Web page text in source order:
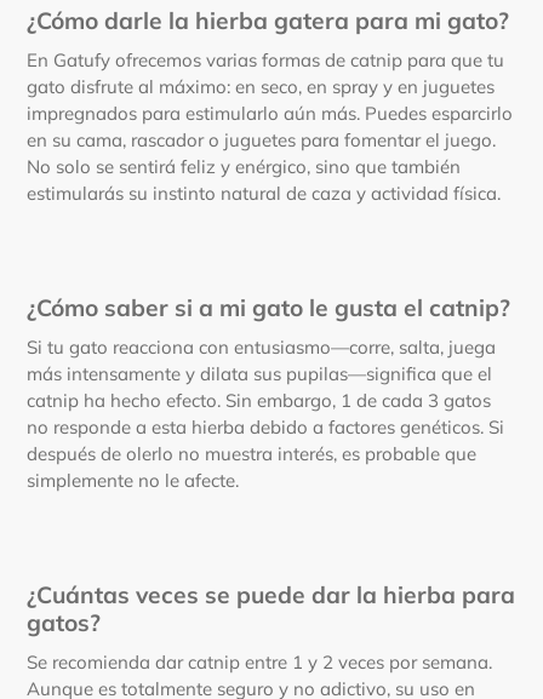
¿Cómo darle la hierba gatera para mi gato?
En Gatufy ofrecemos varias formas de catnip para que tu
gato disfrute al máximo: en seco, en spray y en juguetes
impregnados para estimularlo aún más. Puedes esparcirlo
en su cama, rascador o juguetes para fomentar el juego.
No solo se sentirá feliz y enérgico, sino que también
estimularás su instinto natural de caza y actividad física.
¿Cómo saber si a mi gato le gusta el catnip?
Si tu gato reacciona con entusiasmo—corre, salta, juega
más intensamente y dilata sus pupilas—significa que el
catnip ha hecho efecto. Sin embargo, 1 de cada 3 gatos
no responde a esta hierba debido a factores genéticos. Si
después de olerlo no muestra interés, es probable que
simplemente no le afecte.
¿Cuántas veces se puede dar la hierba para
gatos?
Se recomienda dar catnip entre 1 y 2 veces por semana.
Aunque es totalmente seguro y no adictivo, su uso en